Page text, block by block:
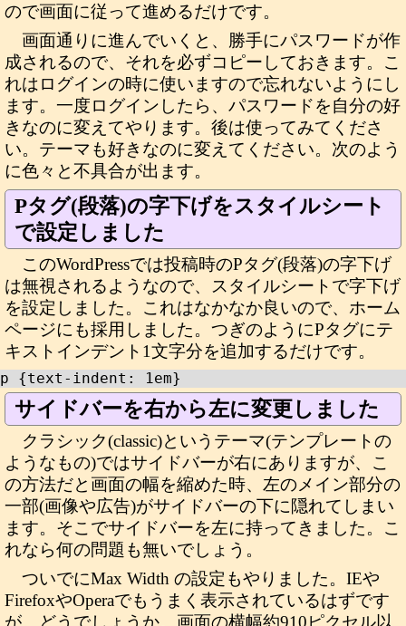
ので画面に従って進めるだけです。
画面通りに進んでいくと、勝手にパスワードが作
成されるので、それを必ずコピーしておきます。こ
れはログインの時に使いますので忘れないようにし
ます。一度ログインしたら、パスワードを自分の好
きなのに変えてやります。後は使ってみてくださ
い。テーマも好きなのに変えてください。次のよう
に色々と不具合が出ます。
Pタグ(段落)の字下げをスタイルシート
で設定しました
このWordPressでは投稿時のPタグ(段落)の字下げ
は無視されるようなので、スタイルシートで字下げ
を設定しました。これはなかなか良いので、ホーム
ページにも採用しました。つぎのようにPタグにテ
キストインデント1文字分を追加するだけです。
p {text-indent: 1em}
サイドバーを右から左に変更しました
クラシック(classic)というテーマ(テンプレートの
ようなもの)ではサイドバーが右にありますが、こ
の方法だと画面の幅を縮めた時、左のメイン部分の
一部(画像や広告)がサイドバーの下に隠れてしまい
ます。そこでサイドバーを左に持ってきました。こ
れなら何の問題も無いでしょう。
ついでにMax Width の設定もやりました。IEや
FirefoxやOperaでもうまく表示されているはずです
が、どうでしょうか。画面の横幅約910ピクセル以